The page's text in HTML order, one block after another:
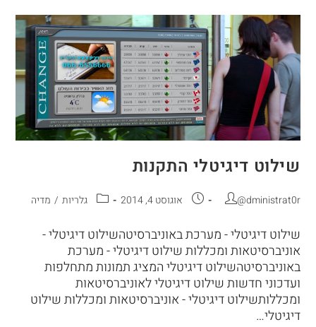
שילוט דיגיטלי התקנות
@dministrat0r אוגוסט 4, 2014 גלריות / מדיה
שילוט דיגיטלי - מערכת באוניברסיטהשילוט דיגיטלי -
אוניברסיטאות ומכללות שילוט דיגיטלי - מערכת
באוניברסיטהשילוט דיגיטלי המציג תמונות מתחלפות
ועדכוני חדשות שילוט דיגיטלי לאוניברסיטאות
ומכללותשילוט דיגיטלי - אוניברסיטאות ומכללות שילוט
דיגיטלי…